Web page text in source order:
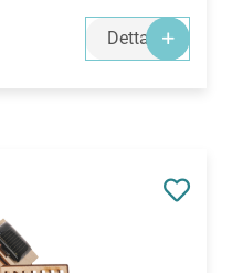
Dettagli